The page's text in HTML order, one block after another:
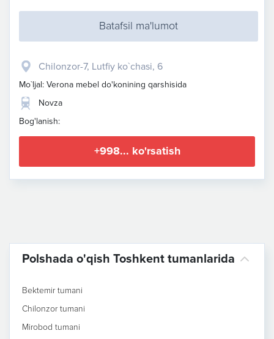
Batafsil ma'lumot
Chilonzor-7, Lutfiy ko`chasi, 6
Mo`ljal: Verona mebel do'konining qarshisida
Novza
Bog'lanish:
+998... ko'rsatish
Polshada o'qish Toshkent tumanlarida
Bektemir tumani
Chilonzor tumani
Mirobod tumani